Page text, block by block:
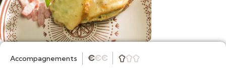
Accompagnements ★★★ 